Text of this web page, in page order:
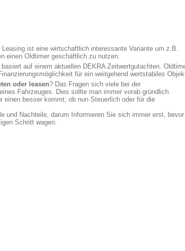
Leasing ist eine wirtschaftlich interessante Variante um z.B.
einen Oldtimer geschäftlich zu nutzen.
auf einem aktuellen DEKRA Zeitwertgutachten.
für ein weitgehend wertstabiles
oder leasen? Das Fragen sich viele bei der
Fahrzeuges. Dies sollte man immer vorab gründlich
einen besser kommt, ob nun Steuerlich oder für die
und Nachteile, darum Informieren Sie sich immer erst, bevor
Schritt wagen.